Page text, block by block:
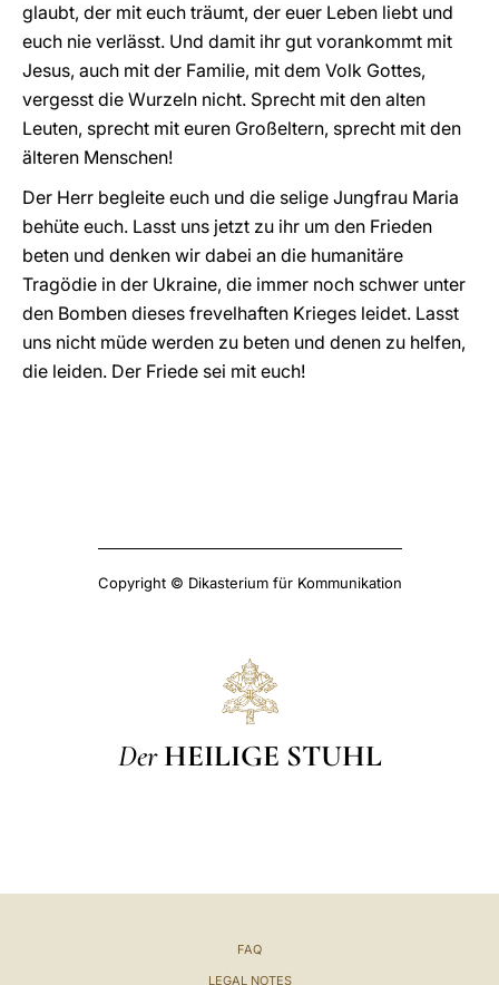
glaubt, der mit euch träumt, der euer Leben liebt und
euch nie verlässt. Und damit ihr gut vorankommt mit
Jesus, auch mit der Familie, mit dem Volk Gottes,
vergesst die Wurzeln nicht. Sprecht mit den alten
Leuten, sprecht mit euren Großeltern, sprecht mit den
älteren Menschen!
Der Herr begleite euch und die selige Jungfrau Maria
behüte euch. Lasst uns jetzt zu ihr um den Frieden
beten und denken wir dabei an die humanitäre
Tragödie in der Ukraine, die immer noch schwer unter
den Bomben dieses frevelhaften Krieges leidet. Lasst
uns nicht müde werden zu beten und denen zu helfen,
die leiden. Der Friede sei mit euch!
Copyright © Dikasterium für Kommunikation
Der HEILIGE STUHL
FAQ
LEGAL NOTES